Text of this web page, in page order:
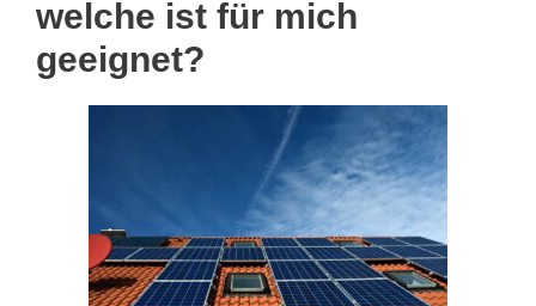
welche ist für mich
geeignet?